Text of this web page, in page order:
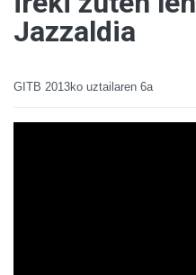
Jazzaldia
GITB 2013ko uztailaren 6a